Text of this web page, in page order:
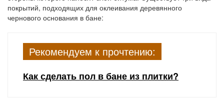
покрытий, подходящих для оклеивания деревянного
чернового основания в бане:
Рекомендуем к прочтению:
Как сделать пол в бане из плитки?